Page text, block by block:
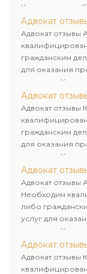
Комплексное
лиц.
Адвокат
Адвокат отзывы
гражданским
для оказания
клиентам.
юридических
клиенту.
Адвокат
Адвокат отзывы
гражданским
для оказания
клиентам.
юридических
клиенту.
Адвокат
Адвокат отзывы
Необходим
либо
услуг для
клиентам.
юридических
клиенту.
Адвокат
Адвокат отзывы